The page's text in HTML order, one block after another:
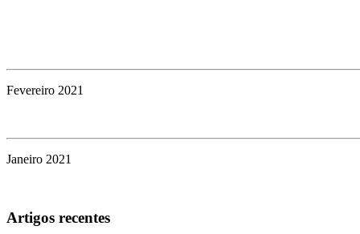
Fevereiro 2021
Janeiro 2021
Artigos recentes